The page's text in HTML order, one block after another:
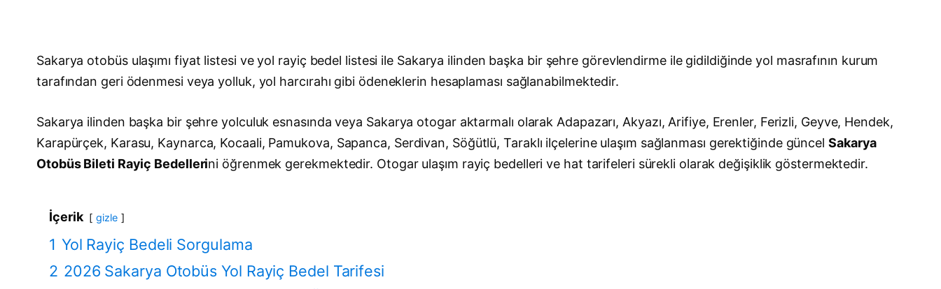
Sakarya otobüs ulaşımı fiyat listesi ve yol rayiç bedel listesi ile Sakarya ilinden başka bir şehre görevlendirme ile gidildiğinde yol masrafının kurum
tarafından geri ödenmesi veya yolluk, yol harcırahı gibi ödeneklerin hesaplaması sağlanabilmektedir.
Sakarya ilinden başka bir şehre yolculuk esnasında veya Sakarya otogar aktarmalı olarak Adapazarı, Akyazı, Arifiye, Erenler, Ferizli, Geyve, Hendek,
Karapürçek, Karasu, Kaynarca, Kocaali, Pamukova, Sapanca, Serdivan, Söğütlü, Taraklı ilçelerine ulaşım sağlanması gerektiğinde güncel Sakarya
Otobüs Bileti Rayiç Bedellerini öğrenmek gerekmektedir. Otogar ulaşım rayiç bedelleri ve hat tarifeleri sürekli olarak değişiklik göstermektedir.
İçerik gizle
1 Yol Rayiç Bedeli Sorgulama
2 2026 Sakarya Otobüs Yol Rayiç Bedel Tarifesi